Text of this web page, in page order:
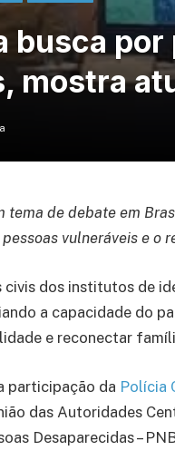
busca por
mostra
tema de debate em
vulneráveis e o
dos institutos de
a capacidade do
e reconectar
participação da Polícia
das Autoridades
Desaparecidas –